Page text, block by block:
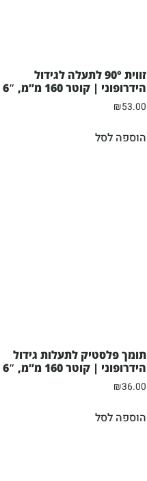
זווית 90° לתעלה לגידול
הידרופוני | קוטר 160 מ”מ, 6″
₪53.00
הוספה לסל
תומך פלסטיק לתעלות גידול
הידרופוני | קוטר 160 מ”מ, 6″
₪36.00
הוספה לסל